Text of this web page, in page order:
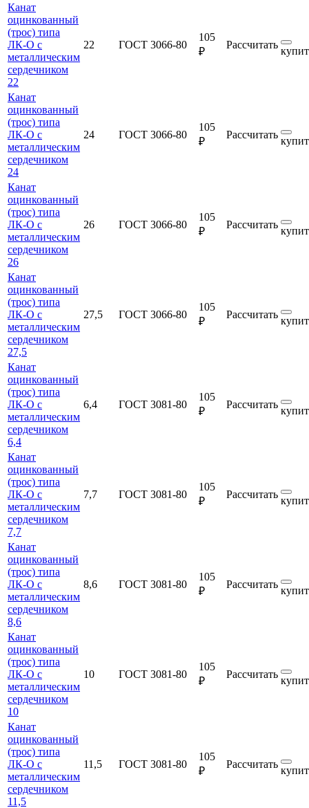
Канат
оцинкованный
(трос) типа
ЛК-О с
металлическим
сердечником
22
22 ГОСТ 3066-80
105
₽
Рассчитать
Канат
оцинкованный
(трос) типа
ЛК-О с
металлическим
сердечником
24
24 ГОСТ 3066-80
105
₽
Рассчитать
Канат
оцинкованный
(трос) типа
ЛК-О с
металлическим
сердечником
26
26 ГОСТ 3066-80
105
₽
Рассчитать
Канат
оцинкованный
(трос) типа
ЛК-О с
металлическим
сердечником
27,5
27,5 ГОСТ 3066-80
105
₽
Рассчитать
Канат
оцинкованный
(трос) типа
ЛК-О с
металлическим
сердечником
6,4
6,4 ГОСТ 3081-80
105
₽
Рассчитать
Канат
оцинкованный
(трос) типа
ЛК-О с
металлическим
сердечником
7,7
7,7 ГОСТ 3081-80
105
₽
Рассчитать
Канат
оцинкованный
(трос) типа
ЛК-О с
металлическим
сердечником
8,6
8,6 ГОСТ 3081-80
105
₽
Рассчитать
Канат
оцинкованный
(трос) типа
ЛК-О с
металлическим
сердечником
10
10 ГОСТ 3081-80
105
₽
Рассчитать
Канат
оцинкованный
(трос) типа
ЛК-О с
металлическим
сердечником
11,5
11,5 ГОСТ 3081-80
105
₽
Рассчитать